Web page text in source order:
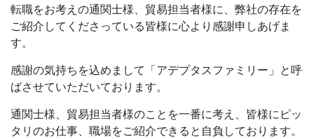
転職をお考えの通関士様、貿易担当者様に、弊社の存在を
ご紹介してくださっている皆様に心より感謝申しあげま
す。
感謝の気持ちを込めまして「アデプタスファミリー」と呼
ばさせていただいております。
通関士様、貿易担当者様のことを一番に考え、皆様にピッ
タリのお仕事、職場をご紹介できると自負しております。